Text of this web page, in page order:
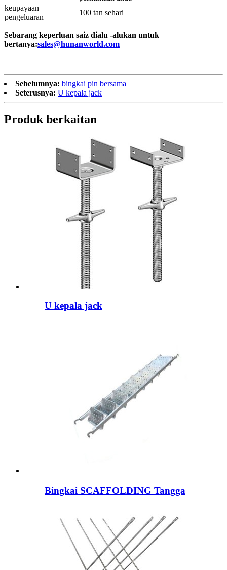
keupayaan
pengeluaran
100 tan sehari
Sebarang keperluan saiz dialu -alukan untuk
bertanya:sales@hunanworld.com
Sebelumnya: bingkai pin bersama
Seterusnya: U kepala jack
Produk berkaitan
U kepala jack
Bingkai SCAFFOLDING Tangga